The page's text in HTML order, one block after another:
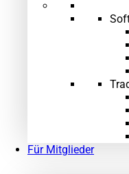
Für Mitglieder